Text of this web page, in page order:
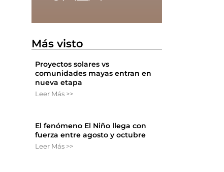
Más visto
Proyectos solares vs
comunidades mayas entran en
nueva etapa
Leer Más >>
El fenómeno El Niño llega con
fuerza entre agosto y octubre
Leer Más >>